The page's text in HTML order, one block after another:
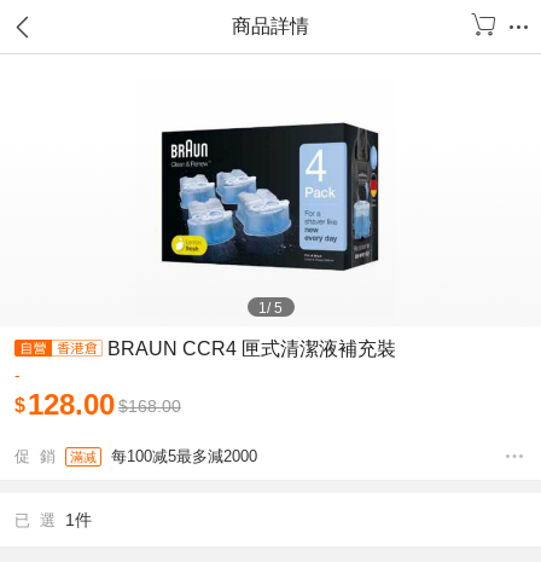
商品詳情
1/5
BRAUN CCR4 匣式清潔液補充裝
-
$128.00$168.00
促 銷 滿减 每100减5最多減2000
已 選 1件